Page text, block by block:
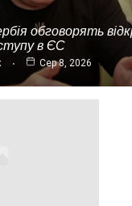
обговорять
в ЄС
Сер 8, 2026